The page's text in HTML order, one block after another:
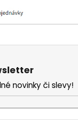
novinky či slevy!